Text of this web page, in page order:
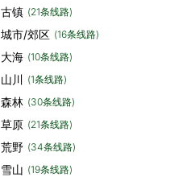
古镇 (21条线路)
城市/郊区 (16条线路)
大海 (10条线路)
山川 (1条线路)
森林 (30条线路)
草原 (21条线路)
荒野 (34条线路)
雪山 (19条线路)